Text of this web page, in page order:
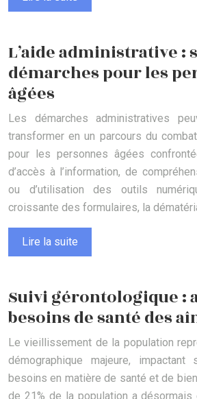
L’aide administrative
démarches pour les
âgées
Les démarches administratives
transformer en un parcours du
pour les personnes âgées
d’accès à l’information, de
ou d’utilisation des outils
croissante des formulaires, la
Lire la suite
Suivi gérontologique :
besoins de santé des
Le vieillissement de la population
démographique majeure, impactant
besoins en matière de santé et de
de 21% de la population a désormais